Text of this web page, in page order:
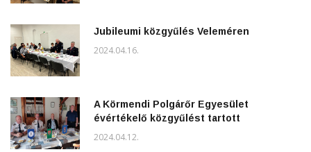
Jubileumi közgyűlés Veleméren
2024.04.16.
A Körmendi Polgárőr Egyesület
évértékelő közgyűlést tartott
2024.04.12.